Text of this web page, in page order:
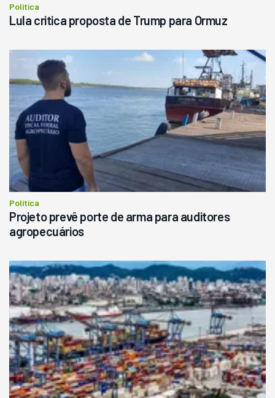
Política
Lula critica proposta de Trump para Ormuz
Política
Projeto prevê porte de arma para auditores
agropecuários